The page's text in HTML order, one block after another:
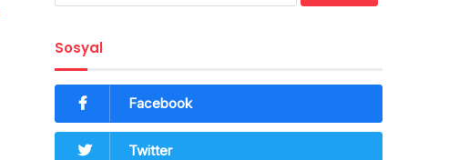
Sosyal
Facebook
Twitter